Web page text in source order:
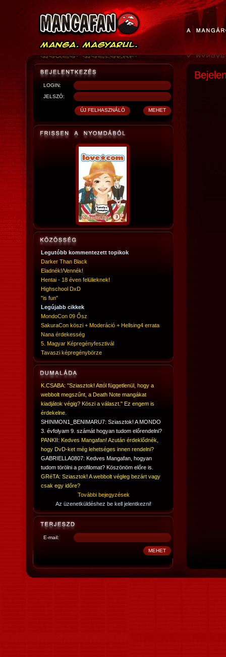
LOGIN:
JELSZÓ:
Legutóbb kommentezett topikok
Darker Than Black
Eladnék!/Vennék!
Hentai - 18 éven felülieknek!
Highschool DxD
"is fun"
Legújabb cikkek
MondoCon 09 Ősz
SakuraCon köszi + Moderáció + Hellsing4 errata
Nana érdekesség
5. Magyar Képregényfesztivál
Tavaszi képregénybörze
K.CSABA: "Sziasztok! Attól függetlenül, hogy a
webbolt megszűnt, a Death Note mangákat
kiadjátok végig? Köszi a választ." Ez engem is
érdekelne.
SHINMON1_BENIMARU7: Sziasztok! A MONDO
3. évfolyam 9. számát hogyan tudom előrendelni?
PANKII: Kedves Mangafan! Azután érdeklődnék,
hogy DvD-ket még lehetséges innen rendelni?
GABRIELLA0807: Kedves Mangafan, hogyan
tudom törölni a profilomat? Köszönöm előre is.
GRéTA: Sziasztok! A webbolt végleg bezárt vagy
csak egy időre?
További bejegyzések
Az üzenetküldéshez be kell jelentkezni!
E-mail: